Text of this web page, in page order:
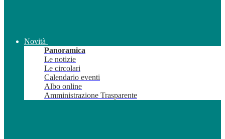
Novità
Panoramica
Le notizie
Le circolari
Calendario eventi
Albo online
Amministrazione Trasparente